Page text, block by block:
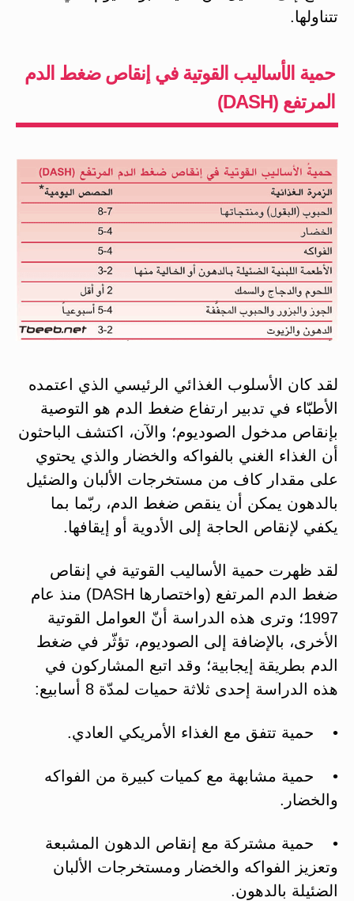
تتناولها.
حمية الأساليب القوتية في إنقاص ضغط الدم
المرتفع (DASH)
لقد كان الأسلوب الغذائي الرئيسي الذي اعتمده
الأطبّاء في تدبير ارتفاع ضغط الدم هو التوصية
بإنقاص مدخول الصوديوم؛ والآن، اكتشف الباحثون
أن الغذاء الغني بالفواكه والخضار والذي يحتوي
على مقدار كاف من مستخرجات الألبان والضئيل
بالدهون يمكن أن ينقص ضغط الدم، ربّما بما
يكفي لإنقاص الحاجة إلى الأدوية أو إيقافها.
لقد ظهرت حمية الأساليب القوتية في إنقاص
ضغط الدم المرتفع (واختصارها DASH) منذ عام
1997؛ وترى هذه الدراسة أنّ العوامل القوتية
الأخرى، بالإضافة إلى الصوديوم، تؤثّر في ضغط
الدم بطريقة إيجابية؛ وقد اتبع المشاركون في
هذه الدراسة إحدى ثلاثة حميات لمدّة 8 أسابيع:
• حمية تتفق مع الغذاء الأمريكي العادي.
• حمية مشابهة مع كميات كبيرة من الفواكه
والخضار.
• حمية مشتركة مع إنقاص الدهون المشبعة
وتعزيز الفواكه والخضار ومستخرجات الألبان
الضئيلة بالدهون.